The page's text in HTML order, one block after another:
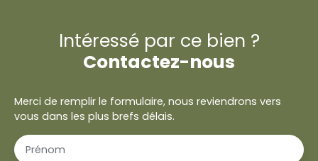
Intéressé par ce bien ?
Contactez-nous
Merci de remplir le formulaire, nous reviendrons vers
vous dans les plus brefs délais.
Prénom